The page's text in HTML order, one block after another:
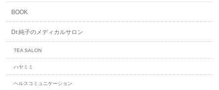
BOOK
Dr.純子のメディカルサロン
TEA SALON
ハヤミミ
ヘルスコミュニケーション